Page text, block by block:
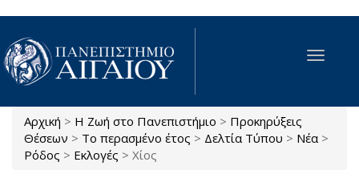
Παράκαμψη προς το κυρίως περιεχόμενο
Toggle
Είστε εδώ
Αρχική > Η Ζωή στο Πανεπιστήμιο > Προκηρύξεις
Θέσεων > Το περασμένο έτος > Δελτία Τύπου > Νέα >
Ρόδος > Εκλογές > Χίος